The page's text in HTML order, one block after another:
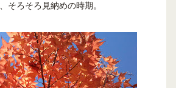
そろそろ見納めの時期。